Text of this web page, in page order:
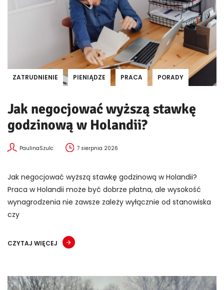
ZATRUDNIENIE PIENIĄDZE PRACA PORADY
Jak negocjować wyższą stawkę
godzinową w Holandii?
PaulinaSzulc 7 sierpnia 2026
Jak negocjować wyższą stawkę godzinową w Holandii?
Praca w Holandii może być dobrze płatna, ale wysokość
wynagrodzenia nie zawsze zależy wyłącznie od stanowiska
czy
CZYTAJ WIĘCEJ